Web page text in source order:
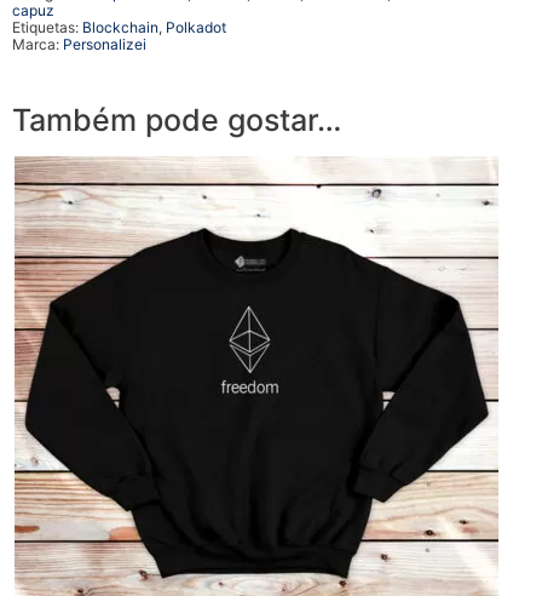
capuz
Etiquetas: Blockchain, Polkadot
Marca: Personalizei
Também pode gostar…